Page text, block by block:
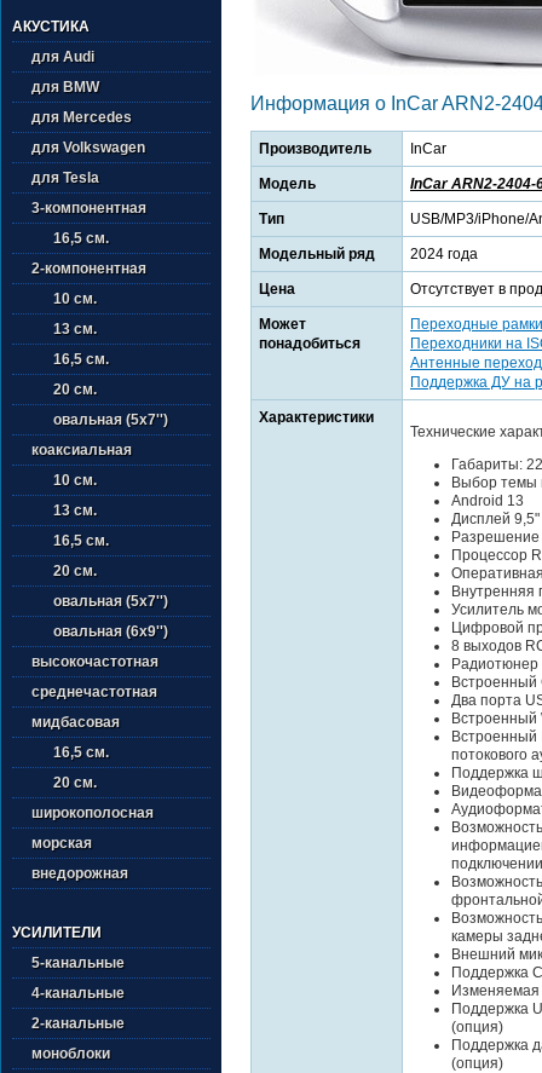
АКУСТИКА
для Audi
для BMW
для Mercedes
для Volkswagen
для Tesla
3-компонентная
16,5 см.
2-компонентная
10 см.
13 см.
16,5 см.
20 см.
овальная (5х7'')
коаксиальная
10 см.
13 см.
16,5 см.
20 см.
овальная (5х7'')
овальная (6х9'')
высокочастотная
среднечастотная
мидбасовая
16,5 см.
20 см.
широкополосная
морская
внедорожная
УСИЛИТЕЛИ
5-канальные
4-канальные
2-канальные
моноблоки
Информация о InCar ARN2-
Производитель InCar
Модель InCar ARN2-2404-
Тип USB/MP3/iPhone/
Модельный ряд 2024 года
Цена Отсутствует в
Может
понадобиться
Переходные рамки
Переходники на
Антенные
Поддержка ДУ на
Характеристики
Технические
Габариты:
Выбор темы
Android 13
Дисплей
Процессор
Внутренняя
Усилитель
Цифровой
8 выходов
Радиотюнер
Встроенный
Два порта
Встроенный
Встроенный
потокового
Поддержка
камеры
Внешний
Поддержка
Изменяемая
Поддержка
(опция)
Поддержка
(опция)